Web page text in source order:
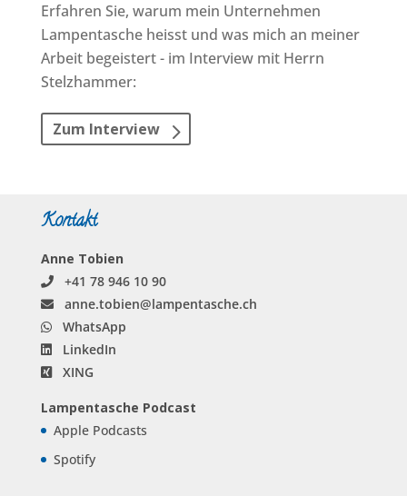
Erfahren Sie, warum mein Unternehmen
Lampen­tasche heisst und was mich an meiner
Arbeit begeistert - im Interview mit Herrn
Stelzhammer:
Zum Interview
Kontakt
Anne Tobien
+41 78 946 10 90
anne.tobien@lampentasche.ch
WhatsApp
LinkedIn
XING
Lampentasche Podcast
Apple Podcasts
Spotify